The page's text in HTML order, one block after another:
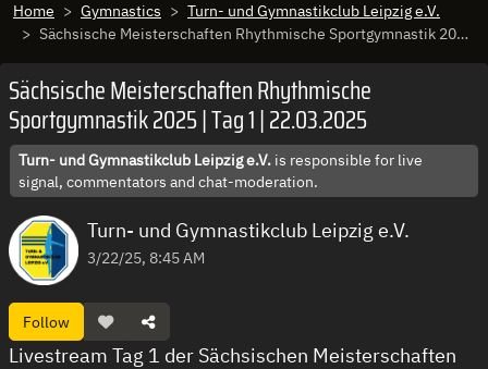
Home Gymnastics
Turn- und Gymnastikclub Leipzig e.V.
Sächsische Meisterschaften Rhythmische Sportgymnastik 2025 | Tag 1 | 22.03.2025
Sächsische Meisterschaften Rhythmische
Sportgymnastik 2025 | Tag 1 | 22.03.2025
Turn- und Gymnastikclub Leipzig e.V. is responsible for live
signal, commentators and chat-moderation.
Turn- und Gymnastikclub Leipzig e.V.
3/22/25, 8:45 AM
Follow
Livestream Tag 1 der Sächsischen Meisterschaften